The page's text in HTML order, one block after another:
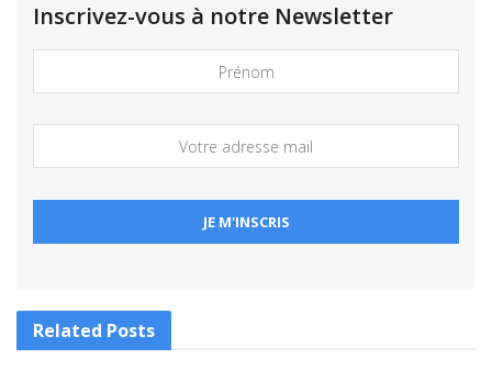
Inscrivez-vous à notre Newsletter
Related Posts